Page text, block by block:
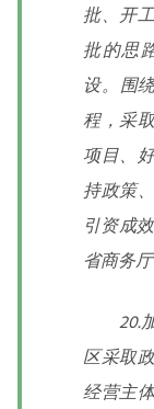
批、开
批的思
设。围
程，采
项目、
持政策
引资成
省商务
20.加
区采取
经营主